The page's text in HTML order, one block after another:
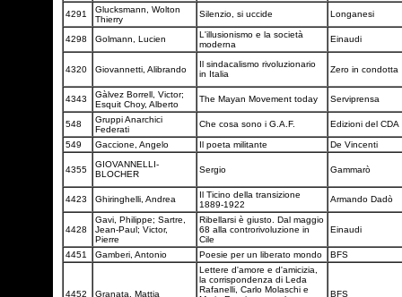
4291
Glucksmann, Wolton
Thierry
Silenzio, si uccide Longanesi
4298 Golmann, Lucien
L'illusionismo e la società
moderna
Einaudi
4320 Giovannetti, Alibrando
Il sindacalismo rivoluzionario
in Italia
Zero in condotta
4343
Gàlvez Borrell, Victor;
Esquit Choy, Alberto
The Mayan Movement today Serviprensa
548
Gruppi Anarchici
Federati
Che cosa sono i G.A.F. Edizioni del CDA
549 Gaccione, Angelo Il poeta militante De Vincenti
4355
GIOVANNELLI-
BLOCHER
Sergio Gammarò
4423 Ghiringhelli, Andrea
Il Ticino della transizione
1889-1922
Armando Dadò
4428
Gavi, Philippe; Sartre,
Jean-Paul; Victor,
Pierre
Ribellarsi è giusto. Dal maggio
68 alla controrivoluzione in
Cile
Einaudi
4451 Gamberi, Antonio Poesie per un liberato mondo BFS
4452 Granata, Mattia
Lettere d'amore e d'amicizia,
la corrispondenza di Leda
Rafanelli, Carlo Molaschi e
BFS